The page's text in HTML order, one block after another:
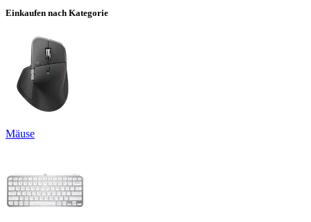
Einkaufen nach Kategorie
Mäuse